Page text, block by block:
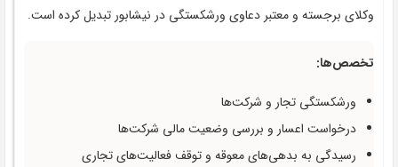
وکلای برجسته و معتبر دعاوی ورشکستگی در نیشابور تبدیل کرده است.
تخصص‌ها:
ورشکستگی تجار و شرکت‌ها
درخواست اعسار و بررسی وضعیت مالی شرکت‌ها
رسیدگی به بدهی‌های معوقه و توقف فعالیت‌های تجاری